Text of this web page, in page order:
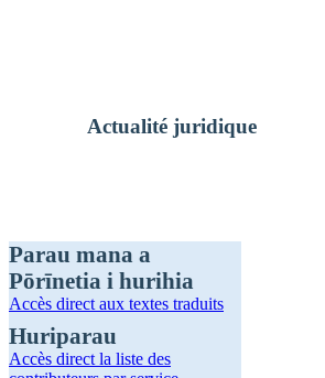
Actualité juridique
Parau mana a
Pōrīnetia i hurihia
Accès direct aux textes traduits
Huriparau
Accès direct la liste des